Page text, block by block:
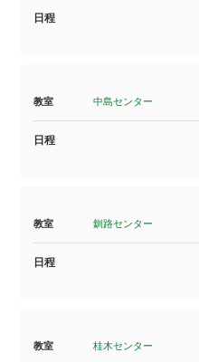
日程
教室 中島センター
日程
教室 釧路センター
日程
教室 桂木センター